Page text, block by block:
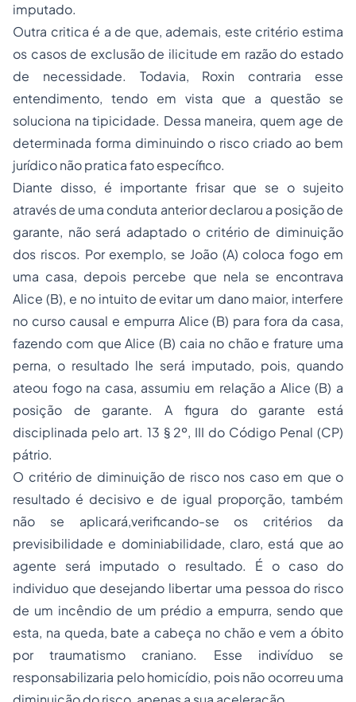
imputado.
Outra critica é a de que, ademais, este critério estima
os casos de exclusão de ilicitude em razão do estado
de necessidade. Todavia, Roxin contraria esse
entendimento, tendo em vista que a questão se
soluciona na tipicidade. Dessa maneira, quem age de
determinada forma diminuindo o risco criado ao bem
jurídico não pratica fato específico.
Diante disso, é importante frisar que se o sujeito
através de uma conduta anterior declarou a posição de
garante, não será adaptado o critério de diminuição
dos riscos. Por exemplo, se João (A) coloca fogo em
uma casa, depois percebe que nela se encontrava
Alice (B), e no intuito de evitar um dano maior, interfere
no curso causal e empurra Alice (B) para fora da casa,
fazendo com que Alice (B) caia no chão e frature uma
perna, o resultado lhe será imputado, pois, quando
ateou fogo na casa, assumiu em relação a Alice (B) a
posição de garante. A figura do garante está
disciplinada pelo art. 13 § 2º, III do Código Penal (CP)
pátrio.
O critério de diminuição de risco nos caso em que o
resultado é decisivo e de igual proporção, também
não se aplicará,verificando-se os critérios da
previsibilidade e dominiabilidade, claro, está que ao
agente será imputado o resultado. É o caso do
individuo que desejando libertar uma pessoa do risco
de um incêndio de um prédio a empurra, sendo que
esta, na queda, bate a cabeça no chão e vem a óbito
por traumatismo craniano. Esse indivíduo se
responsabilizaria pelo homicídio, pois não ocorreu uma